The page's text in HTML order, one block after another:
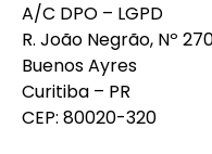
A/C DPO – LGPD
R. João Negrão, Nº
Buenos Ayres
Curitiba – PR
CEP: 80020-320